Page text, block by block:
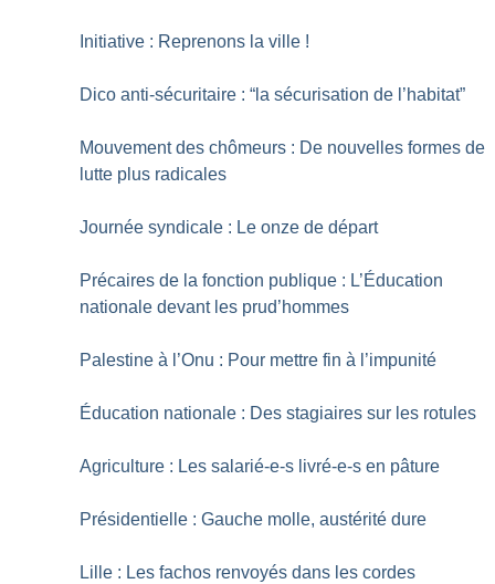
Initiative : Reprenons la ville !
Dico anti-sécuritaire : “la sécurisation de l’habitat”
Mouvement des chômeurs : De nouvelles formes de
lutte plus radicales
Journée syndicale : Le onze de départ
Précaires de la fonction publique : L’Éducation
nationale devant les prud’hommes
Palestine à l’Onu : Pour mettre fin à l’impunité
Éducation nationale : Des stagiaires sur les rotules
Agriculture : Les salarié-e-s livré-e-s en pâture
Présidentielle : Gauche molle, austérité dure
Lille : Les fachos renvoyés dans les cordes